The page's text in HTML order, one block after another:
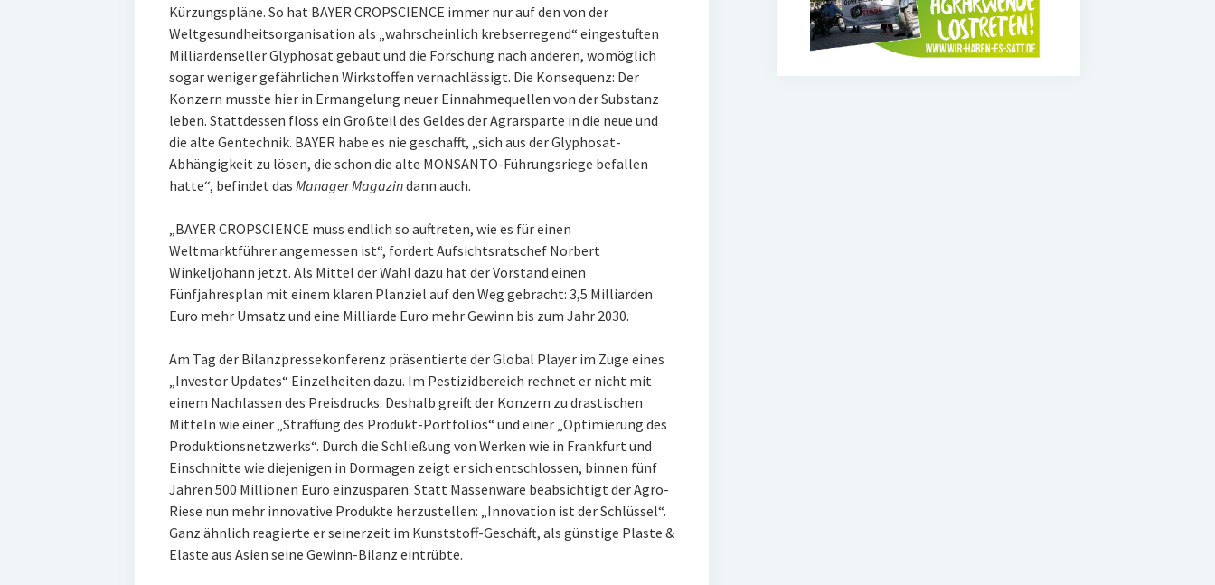
Kürzungspläne. So hat BAYER CROPSCIENCE immer nur auf den von der
Weltgesundheitsorganisation als „wahrscheinlich krebserregend“ eingestuften
Milliardenseller Glyphosat gebaut und die Forschung nach anderen, womöglich
sogar weniger gefährlichen Wirkstoffen vernachlässigt. Die Konsequenz: Der
Konzern musste hier in Ermangelung neuer Einnahmequellen von der Substanz
leben. Stattdessen floss ein Großteil des Geldes der Agrarsparte in die neue und
die alte Gentechnik. BAYER habe es nie geschafft, „sich aus der Glyphosat-
Abhängigkeit zu lösen, die schon die alte MONSANTO-Führungsriege befallen
hatte“, befindet das Manager Magazindann auch.
„BAYER CROPSCIENCE muss endlich so auftreten, wie es für einen
Weltmarktführer angemessen ist“, fordert Aufsichtsratschef Norbert
Winkeljohann jetzt. Als Mittel der Wahl dazu hat der Vorstand einen
Fünfjahresplan mit einem klaren Planziel auf den Weg gebracht: 3,5 Milliarden
Euro mehr Umsatz und eine Milliarde Euro mehr Gewinn bis zum Jahr 2030.
Am Tag der Bilanzpressekonferenz präsentierte der Global Player im Zuge eines
„Investor Updates“ Einzelheiten dazu. Im Pestizidbereich rechnet er nicht mit
einem Nachlassen des Preisdrucks. Deshalb greift der Konzern zu drastischen
Mitteln wie einer „Straffung des Produkt-Portfolios“ und einer „Optimierung des
Produktionsnetzwerks“. Durch die Schließung von Werken wie in Frankfurt und
Einschnitte wie diejenigen in Dormagen zeigt er sich entschlossen, binnen fünf
Jahren 500 Millionen Euro einzusparen. Statt Massenware beabsichtigt der Agro-
Riese nun mehr innovative Produkte herzustellen: „Innovation ist der Schlüssel“.
Ganz ähnlich reagierte er seinerzeit im Kunststoff-Geschäft, als günstige Plaste &
Elaste aus Asien seine Gewinn-Bilanz eintrübte.